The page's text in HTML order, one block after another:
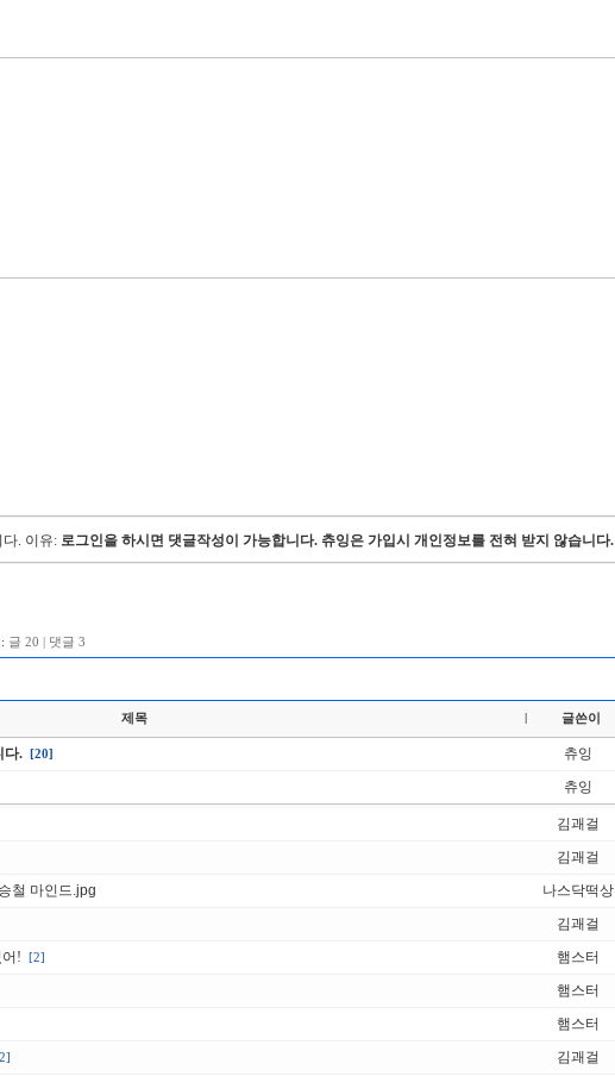
. 이유: 로그인을 하시면 댓글작성이 가능합니다. 츄잉은 가입시 개인정보를 전혀 받지 않습니다.
글 20 | 댓글 3
제목 글쓴이
다. [20] 츄잉
츄잉
김괘걸
김괘걸
철 마인드.jpg 나스닥떡상
김괘걸
! [2] 햄스터
햄스터
햄스터
김괘걸